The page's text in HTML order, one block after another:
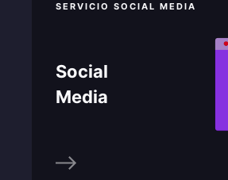
SERVICIO SOCIAL MEDIA
Social
Media